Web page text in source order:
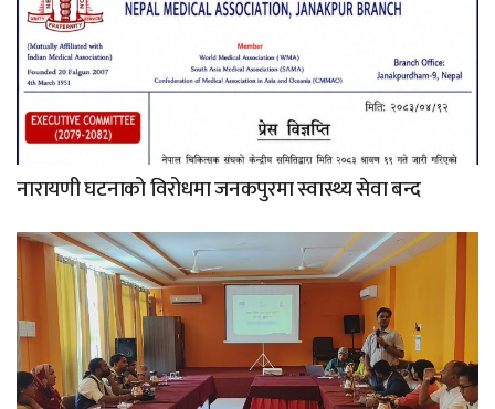
नारायणी घटनाको विरोधमा जनकपुरमा स्वास्थ्य सेवा बन्द